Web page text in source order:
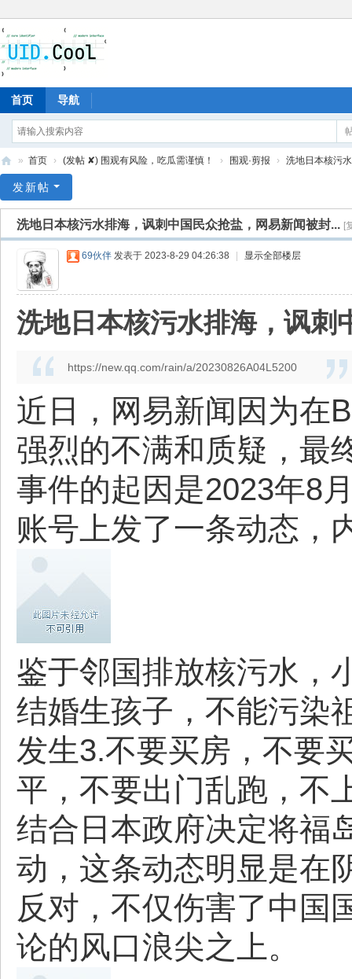
首页 导航
爱
» 首页 › (发帖 ✘) 围观有风险，吃瓜需谨慎！ › 围观·剪报 › 洗地日本核污
发新帖
洗地日本核污水排海，讽刺中国民众抢盐，网易新闻被封... [
69伙伴 发表于 2023-8-29 04:26:38 显示全部楼层
洗地日本核污水排海，讽刺
https://new.qq.com/rain/a/20230826A04L5200
近日，网易新闻因为在
强烈的不满和质疑，最
事件的起因是2023年8
账号上发了一条动态，
鉴于邻国排放核污水，
结婚生孩子，不能污染
发生3.不要买房，不要
平，不要出门乱跑，不
结合日本政府决定将福
动，这条动态明显是在
反对，不仅伤害了中国
论的风口浪尖之上。